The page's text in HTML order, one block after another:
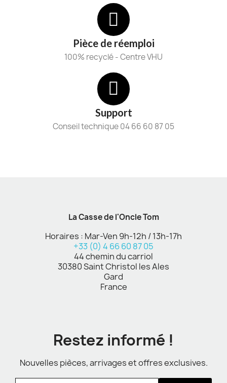
Pièce de réemploi
100% recyclé - Centre VHU
Support
Conseil technique 04 66 60 87 05
La Casse de l'Oncle Tom
Horaires : Mar-Ven 9h-12h / 13h-17h
+33 (0) 4 66 60 87 05
44 chemin du carriol
30380 Saint Christol les Ales
Gard
France
Restez informé !
Nouvelles pièces, arrivages et offres exclusives.